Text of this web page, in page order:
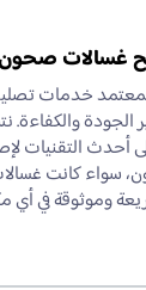
غسالات صحون
المعتمد خدمات
الجودة والكفاءة.
التقنيات
سواء كانت
وموثوقة في أي